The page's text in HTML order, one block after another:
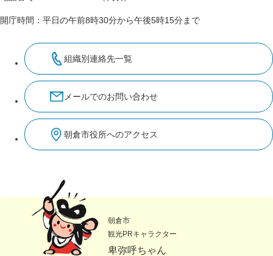
開庁時間：平日の午前8時30分から午後5時15分まで
組織別連絡先一覧
メールでのお問い合わせ
朝倉市役所へのアクセス
朝倉市
観光PRキャラクター
卑弥呼ちゃん